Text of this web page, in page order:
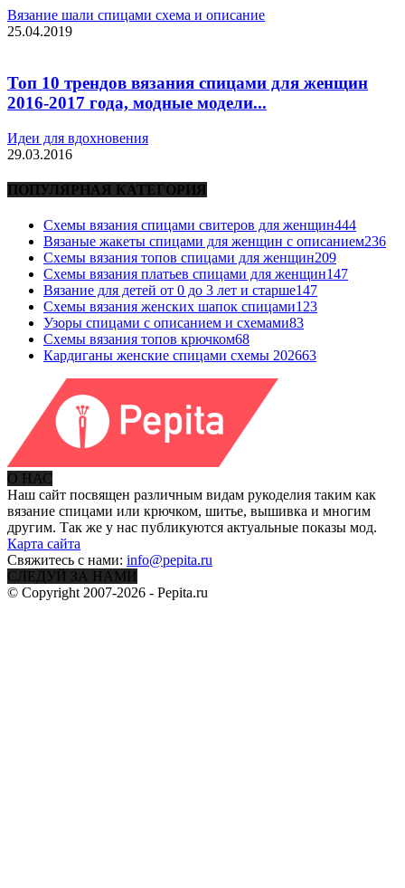
Вязание шали спицами схема и описание
25.04.2019
Топ 10 трендов вязания спицами для женщин
2016-2017 года, модные модели...
Идеи для вдохновения
29.03.2016
ПОПУЛЯРНАЯ КАТЕГОРИЯ
Схемы вязания спицами свитеров для женщин444
Вязаные жакеты спицами для женщин с описанием236
Схемы вязания топов спицами для женщин209
Схемы вязания платьев спицами для женщин147
Вязание для детей от 0 до 3 лет и старше147
Схемы вязания женских шапок спицами123
Узоры спицами с описанием и схемами83
Схемы вязания топов крючком68
Кардиганы женские спицами схемы 202663
О НАС
Наш сайт посвящен различным видам рукоделия таким как
вязание спицами или крючком, шитье, вышивка и многим
другим. Так же у нас публикуются актуальные показы мод.
Карта сайта
Свяжитесь с нами: info@pepita.ru
СЛЕДУЙ ЗА НАМИ
© Copyright 2007-2026 - Pepita.ru